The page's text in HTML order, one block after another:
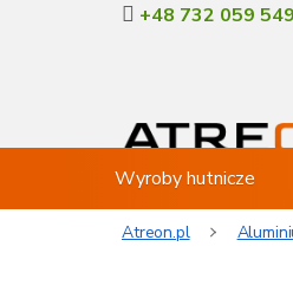
+48 732 059 549
Wyroby hutnicze
Atreon.pl